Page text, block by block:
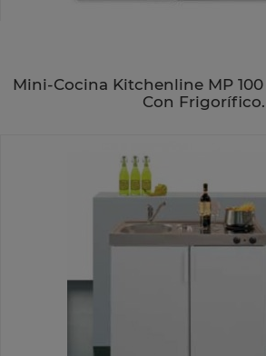
Mini-Cocina Kitchenline MP
Con Frigorífico.